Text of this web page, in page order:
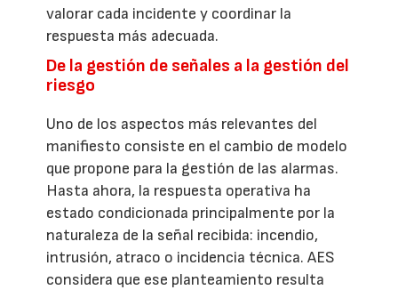
valorar cada incidente y coordinar la
respuesta más adecuada.
De la gestión de señales a la gestión del
riesgo
Uno de los aspectos más relevantes del
manifiesto consiste en el cambio de modelo
que propone para la gestión de las alarmas.
Hasta ahora, la respuesta operativa ha
estado condicionada principalmente por la
naturaleza de la señal recibida: incendio,
intrusión, atraco o incidencia técnica. AES
considera que ese planteamiento resulta